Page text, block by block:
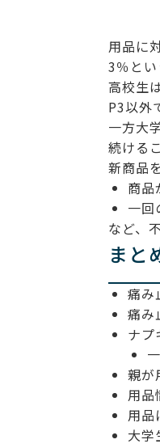
用品に
3％とい
高校生
P3以外
一方大
続ける
新商品
商品
一回
など、
まと
痛み
痛み
ナプ
親が
用品
用品
大学